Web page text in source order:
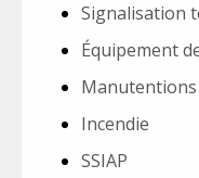
Signalisation
Équipement
Incendie
SSIAP